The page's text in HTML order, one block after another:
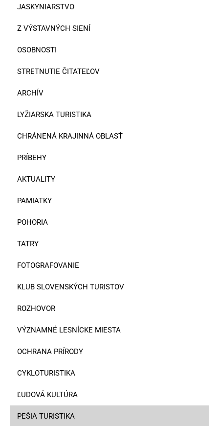
JASKYNIARSTVO
Z VÝSTAVNÝCH SIENÍ
OSOBNOSTI
STRETNUTIE ČITATEĽOV
ARCHÍV
LYŽIARSKA TURISTIKA
CHRÁNENÁ KRAJINNÁ OBLASŤ
PRÍBEHY
AKTUALITY
PAMIATKY
POHORIA
TATRY
FOTOGRAFOVANIE
KLUB SLOVENSKÝCH TURISTOV
ROZHOVOR
VÝZNAMNÉ LESNÍCKE MIESTA
OCHRANA PRÍRODY
CYKLOTURISTIKA
ĽUDOVÁ KULTÚRA
PEŠIA TURISTIKA